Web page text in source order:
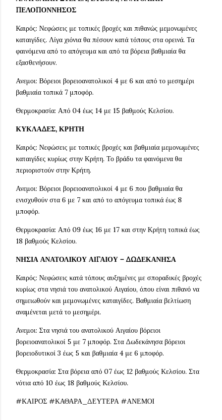
ΠΕΛΟΠΟΝΝΗΣΟΣ
Καιρός: Νεφώσεις με τοπικές βροχές και πιθανώς μεμονωμένες
καταιγίδες. Λίγα χιόνια θα πέσουν κατά τόπους στα ορεινά. Τα
φαινόμενα από το απόγευμα και από τα βόρεια βαθμιαία θα
εξασθενήσουν.
Ανεμοι: Βόρειοι βορειοανατολικοί 4 με 6 και από το μεσημέρι
βαθμιαία τοπικά 7 μποφόρ.
Θερμοκρασία: Από 04 έως 14 με 15 βαθμούς Κελσίου.
ΚΥΚΛΑΔΕΣ, ΚΡΗΤΗ
Καιρός: Νεφώσεις με τοπικές βροχές και βαθμιαία μεμονωμένες
καταιγίδες κυρίως στην Κρήτη. Το βράδυ τα φαινόμενα θα
περιοριστούν στην Κρήτη.
Ανεμοι: Βόρειοι βορειοανατολικοί 4 με 6 που βαθμιαία θα
ενισχυθούν στα 6 με 7 και από το απόγευμα τοπικά έως 8
μποφόρ.
Θερμοκρασία: Από 09 έως 16 με 17 και στην Κρήτη τοπικά έως
18 βαθμούς Κελσίου.
ΝΗΣΙΑ ΑΝΑΤΟΛΙΚΟΥ ΑΙΓΑΙΟΥ – ΔΩΔΕΚΑΝΗΣΑ
Καιρός: Νεφώσεις κατά τόπους αυξημένες με σποραδικές βροχές
κυρίως στα νησιά του ανατολικού Αιγαίου, όπου είναι πιθανό να
σημειωθούν και μεμονωμένες καταιγίδες. Βαθμιαία βελτίωση
αναμένεται μετά το μεσημέρι.
Ανεμοι: Στα νησιά του ανατολικού Αιγαίου βόρειοι
βορειοανατολικοί 5 με 7 μποφόρ. Στα Δωδεκάνησα βόρειοι
βορειοδυτικοί 3 έως 5 και βαθμιαία 4 με 6 μποφόρ.
Θερμοκρασία: Στα βόρεια από 07 έως 12 βαθμούς Κελσίου. Στα
νότια από 10 έως 18 βαθμούς Κελσίου.
#ΚΑΙΡΟΣ #ΚΑΘΑΡΑ_ΔΕΥΤΕΡΑ #ΑΝΕΜΟΙ